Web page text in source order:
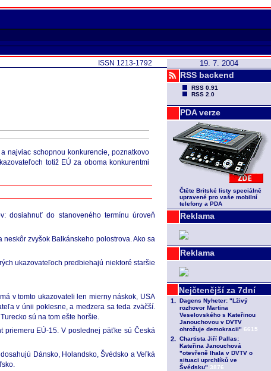
19. 7. 2004
RSS backend
RSS 0.91
RSS 2.0
PDA verze
Čtěte Britské listy speciálně
upravené pro vaše mobilní
telefony a PDA
Reklama
Reklama
ISSN 1213-1792
najviac schopnou konkurencie, poznatkovo
totiž EÚ za oboma konkurentmi
dosiahnuť do stanoveného termínu úroveň
zvyšok Balkánskeho polostrova. Ako sa
ukazovateľoch predbiehajú niektoré staršie
v tomto ukazovateli len mierny náskok, USA
v únii poklesne, a medzera sa teda zväčší.
sú na tom ešte horšie.
priemeru EÚ-15. V poslednej päťke sú Česká
Dánsko, Holandsko, Švédsko a Veľká